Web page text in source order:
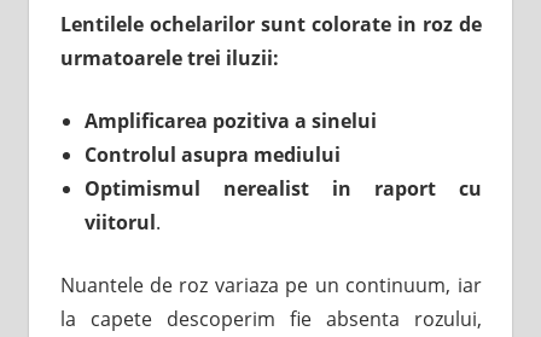
Lentilele ochelarilor sunt colorate in roz de
urmatoarele trei iluzii:
Amplificarea pozitiva a sinelui
Controlul asupra mediului
Optimismul nerealist in raport cu
viitorul.
Nuantele de roz variaza pe un continuum, iar
la capete descoperim fie absenta rozului,